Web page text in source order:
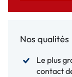
Nos qualités
Le plus
contact